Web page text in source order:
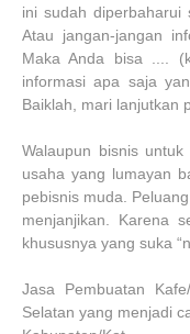
ini sudah diperbaharui
Atau jangan-jangan
Maka Anda bisa ....
informasi apa saja
Baiklah, mari lanjutkan
Walaupun bisnis
usaha yang lumayan
pebisnis muda.
menjanjikan. Karena
khususnya yang suka
Jasa Pembuatan
Selatan yang menjadi